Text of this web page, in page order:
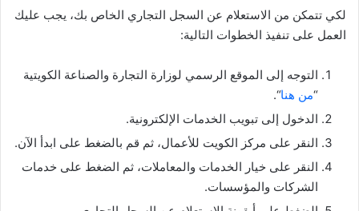
لكي تتمكن من الاستعلام عن السجل التجاري الخاص بك، يجب عليك
العمل على تنفيذ الخطوات التالية:
التوجه إلى الموقع الرسمي لوزارة التجارة والصناعة الكويتية
“من هنا“.
الدخول إلى تبويب الخدمات الإلكترونية.
النقر على مركز الكويت للأعمال، ثم قم بالضغط على ابدأ الآن.
النقر على خيار الخدمات والمعاملات، ثم الضغط على خدمات
الشركات والمؤسسات.